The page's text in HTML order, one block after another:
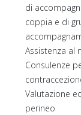
di
coppia e di
Assistenza al
Consulenze
Valutazione
perineo